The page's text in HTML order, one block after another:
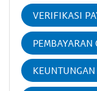
VERIFIKASI
PEMBAYARAN